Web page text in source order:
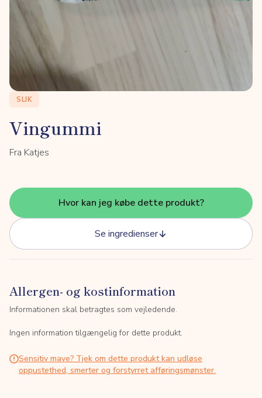
SLIK
Vingummi
Fra Katjes
Hvor kan jeg købe dette produkt?
Se ingredienser
Allergen- og kostinformation
Informationen skal betragtes som vejledende.
Ingen information tilgængelig for dette produkt.
Sensitiv mave? Tjek om dette produkt kan udløse
oppustethed, smerter og forstyrret afføringsmønster.